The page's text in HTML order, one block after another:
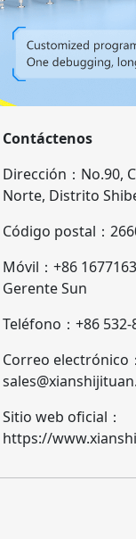
Contáctenos
Dirección：No.90,
Norte, Distrito
Código postal：
Móvil：+86
Gerente Sun
Teléfono：+86 532-
Correo electrónico：
Sitio web oficial：
https://